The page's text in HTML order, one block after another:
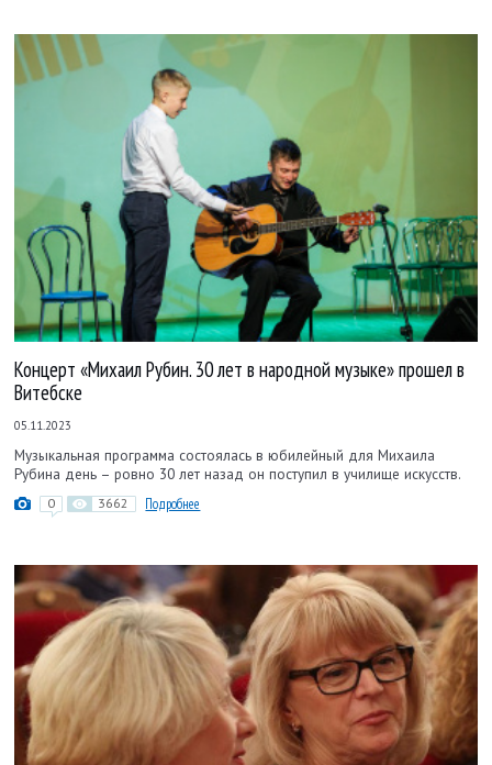
Концерт «Михаил Рубин. 30 лет в народной музыке» прошел в
Витебске
05.11.2023
Музыкальная программа состоялась в юбилейный для Михаила
Рубина день – ровно 30 лет назад он поступил в училище искусств.
0 3662 Подробнее